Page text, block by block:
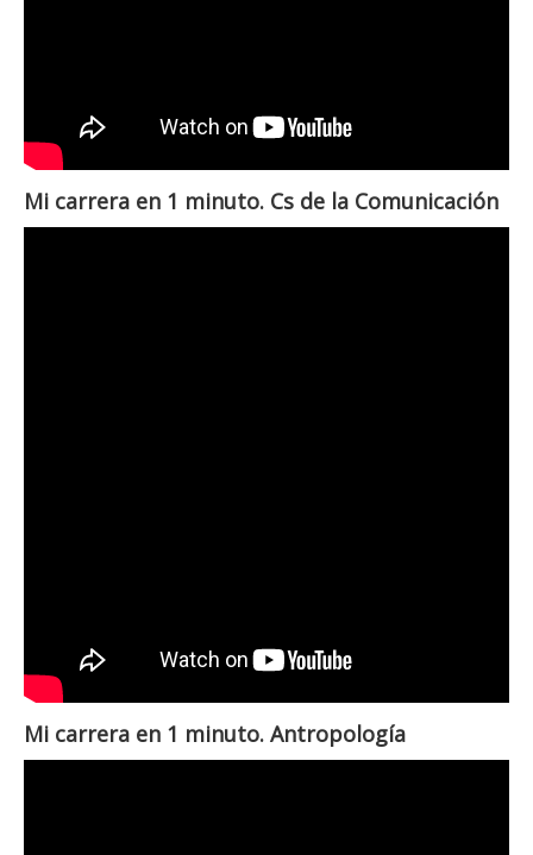
Mi carrera en 1 minuto. Cs de la Comunicación
Mi carrera en 1 minuto. Antropología